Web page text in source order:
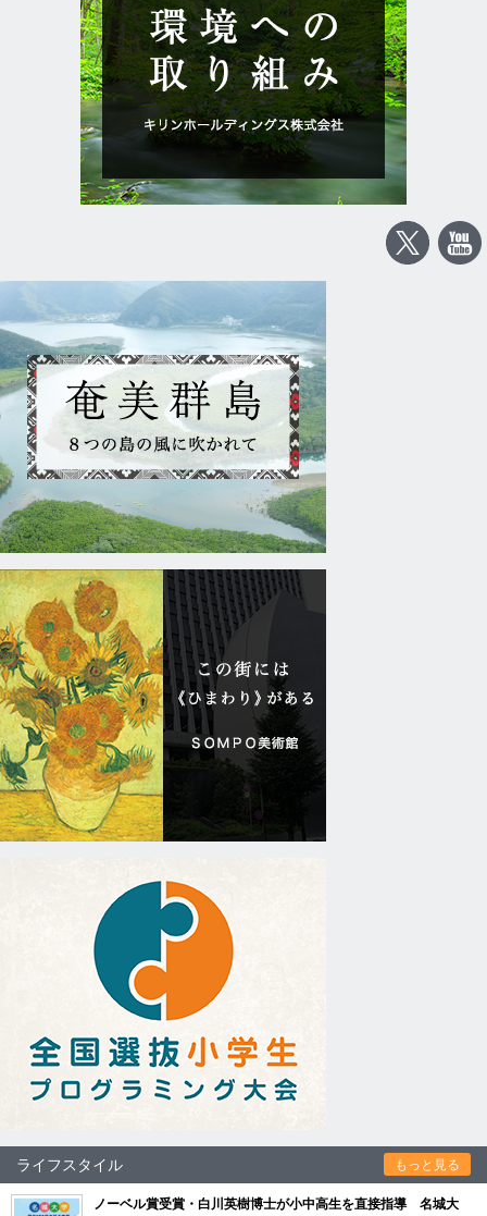
ライフスタイル もっと見る
ノーベル賞受賞・白川英樹博士が小中高生を直接指導 名城大